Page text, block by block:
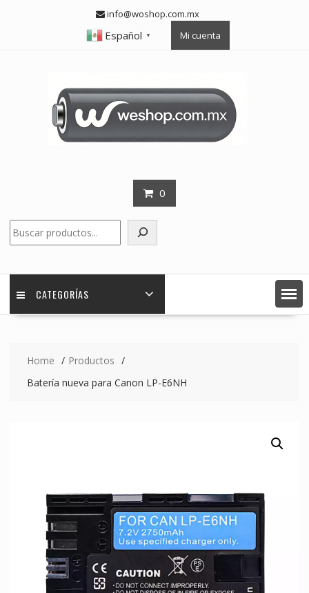
info@woshop.com.mx
Español ▼ Mi cuenta
0
CATEGORÍAS
Home
Productos
Batería nueva para Canon LP-E6NH